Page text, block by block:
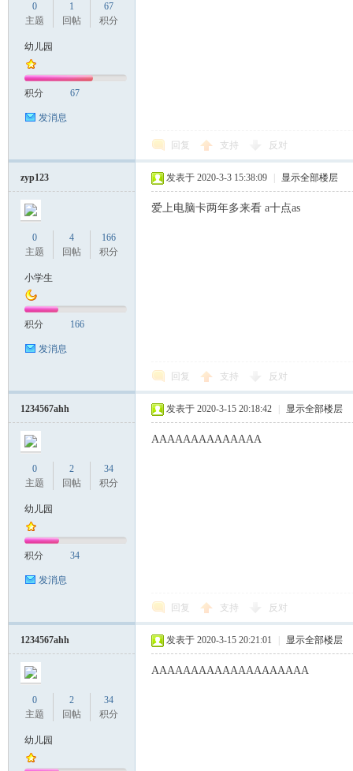
0
主题
1
回帖
67
积分
幼儿园
积分 67
发消息
回复 支持 反对
zyp123
0
主题
4
回帖
166
积分
小学生
积分 166
发消息
发表于 2020-3-3 15:38:09 显示全部楼层
爱上电脑卡两年多来看 a十点as
回复 支持 反对
1234567ahh
0
主题
2
回帖
34
积分
幼儿园
积分 34
发消息
发表于 2020-3-15 20:18:42 显示全部楼层
AAAAAAAAAAAAAA
回复 支持 反对
1234567ahh
0
主题
2
回帖
34
积分
幼儿园
发表于 2020-3-15 20:21:01 显示全部楼层
AAAAAAAAAAAAAAAAAAAA